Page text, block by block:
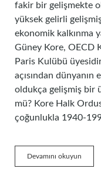
fakir bir gelişmekte
yüksek gelirli
ekonomik kalkınma
Güney Kore, OECD
Paris Kulübü
açısından
oldukça gelişmiş bir
mü? Kore Halk
çoğunlukla 1940-
Devamını okuyun
Kore